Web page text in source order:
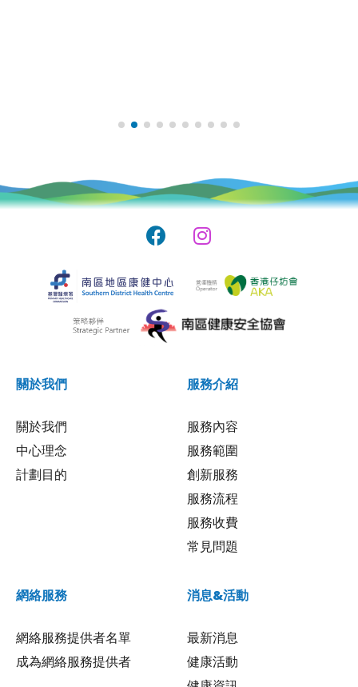
關於我們
關於我們
中心理念
計劃目的
服務介紹
服務內容
服務範圍
創新服務
服務流程
服務收費
常見問題
網絡服務
網絡服務提供者名單
成為網絡服務提供者
消息&活動
最新消息
健康活動